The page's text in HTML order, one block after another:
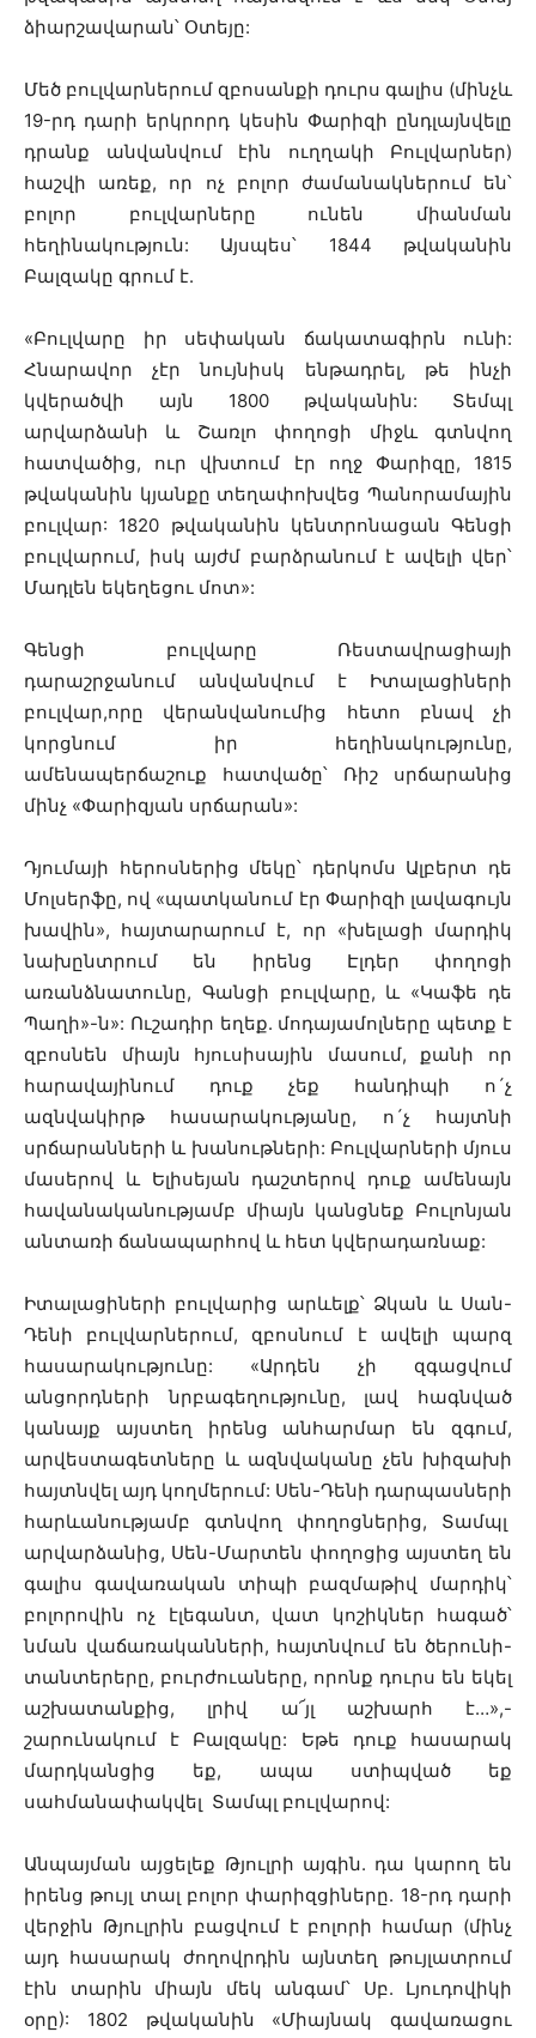
ձիարշավարան՝ Օտեյը:
Մեծ բուլվարներում զբոսանքի դուրս գալիս (մինչև
19-րդ դարի երկրորդ կեսին Փարիզի ընդլայնվելը
դրանք անվանվում էին ուղղակի Բուլվարներ)
հաշվի առեք, որ ոչ բոլոր ժամանակներում են՝
բոլոր բուլվարները ունեն միանման
հեղինակություն: Այսպես՝ 1844 թվականին
Բալզակը գրում է.
«Բուլվարը իր սեփական ճակատագիրն ունի:
Հնարավոր չէր նույնիսկ ենթադրել, թե ինչի
կվերածվի այն 1800 թվականին: Տեմպլ
արվարձանի և Շառլո փողոցի միջև գտնվող
հատվածից, ուր վխտում էր ողջ Փարիզը, 1815
թվականին կյանքը տեղափոխվեց Պանորամային
բուլվար: 1820 թվականին կենտրոնացան Գենցի
բուլվարում, իսկ այժմ բարձրանում է ավելի վեր՝
Մադլեն եկեղեցու մոտ»:
Գենցի բուլվարը Ռեստավրացիայի
դարաշրջանում անվանվում է Իտալացիների
բուլվար,որը վերանվանումից հետո բնավ չի
կորցնում իր հեղինակությունը,
ամենապերճաշուք հատվածը՝ Ռիշ սրճարանից
մինչ «Փարիզյան սրճարան»:
Դյումայի հերոսներից մեկը՝ դերկոմս Ալբերտ դե
Մոլսերֆը, ով «պատկանում էր Փարիզի լավագույն
խավին», հայտարարում է, որ «խելացի մարդիկ
նախընտրում են իրենց Էլդեր փողոցի
առանձնատունը, Գանցի բուլվարը, և «Կաֆե դե
Պաղի»-ն»: Ուշադիր եղեք. մոդայամոլները պետք է
զբոսնեն միայն հյուսիսային մասում, քանի որ
հարավայինում դուք չեք հանդիպի ո´չ
ազնվակիրթ հասարակությանը, ո´չ հայտնի
սրճարանների և խանութների: Բուլվարների մյուս
մասերով և Ելիսեյան դաշտերով դուք ամենայն
հավանականությամբ միայն կանցնեք Բուլոնյան
անտառի ճանապարհով և հետ կվերադառնաք:
Իտալացիների բուլվարից արևելք՝ Ձկան և Սան-
Դենի բուլվարներում, զբոսնում է ավելի պարզ
հասարակությունը: «Արդեն չի զգացվում
անցորդների նրբագեղությունը, լավ հագնված
կանայք այստեղ իրենց անհարմար են զգում,
արվեստագետները և ազնվականը չեն խիզախի
հայտնվել այդ կողմերում: Սեն-Դենի դարպասների
հարևանությամբ գտնվող փողոցներից, Տամպլ
արվարձանից, Սեն-Մարտեն փողոցից այստեղ են
գալիս գավառական տիպի բազմաթիվ մարդիկ՝
բոլորովին ոչ էլեգանտ, վատ կոշիկներ հագած՝
նման վաճառականների, հայտնվում են ծերունի-
տանտերերը, բուրժուաները, որոնք դուրս են եկել
աշխատանքից, լրիվ ա՜յլ աշխարհ է…»,-
շարունակում է Բալզակը: Եթե դուք հասարակ
մարդկանցից եք, ապա ստիպված եք
սահմանափակվել Տամպլ բուլվարով:
Անպայման այցելեք Թյուլրի այգին. դա կարող են
իրենց թույլ տալ բոլոր փարիզցիները. 18-րդ դարի
վերջին Թյուլրին բացվում է բոլորի համար (մինչ
այդ հասարակ ժողովրդին այնտեղ թույլատրում
էին տարին միայն մեկ անգամ՝ Սբ. Լյուդովիկի
օրը): 1802 թվականին «Միայնակ գավառացու